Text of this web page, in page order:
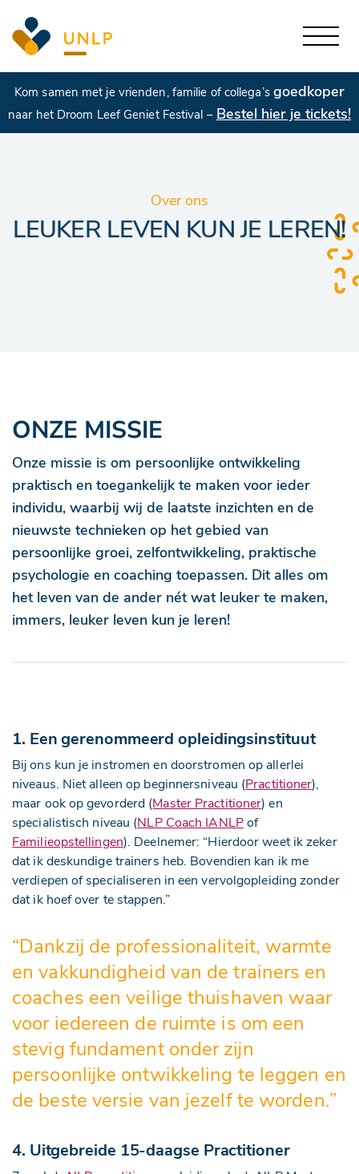
Kom samen met je vrienden, familie of collega’s goedkoper
naar het Droom Leef Geniet Festival – Bestel hier je tickets!
Over ons
LEUKER LEVEN KUN JE LEREN!
ONZE MISSIE
Onze missie is om persoonlijke ontwikkeling
praktisch en toegankelijk te maken voor ieder
individu, waarbij wij de laatste inzichten en de
nieuwste technieken op het gebied van
persoonlijke groei, zelfontwikkeling, praktische
psychologie en coaching toepassen. Dit alles om
het leven van de ander nét wat leuker te maken,
immers, leuker leven kun je leren!
1. Een gerenommeerd opleidingsinstituut
Bij ons kun je instromen en doorstromen op allerlei
niveaus. Niet alleen op beginnersniveau (Practitioner),
maar ook op gevorderd (Master Practitioner) en
specialistisch niveau (NLP Coach IANLPof
Familieopstellingen). Deelnemer: “Hierdoor weet ik zeker
dat ik deskundige trainers heb. Bovendien kan ik me
verdiepen of specialiseren in een vervolgopleiding zonder
dat ik hoef over te stappen.”
“Dankzij de professionaliteit, warmte
en vakkundigheid van de trainers en
coaches een veilige thuishaven waar
voor iedereen de ruimte is om een
stevig fundament onder zijn
persoonlijke ontwikkeling te leggen en
de beste versie van jezelf te worden.”
4. Uitgebreide 15-daagse Practitioner